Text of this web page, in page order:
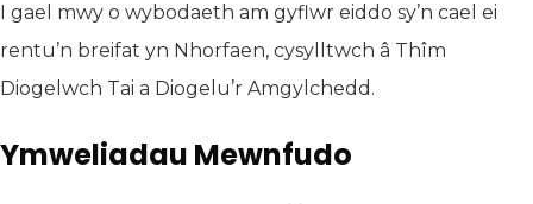
I gael mwy o wybodaeth am gyflwr eiddo sy’n cael ei
rentu’n breifat yn Nhorfaen, cysylltwch â Thîm
Diogelwch Tai a Diogelu’r Amgylchedd.
Ymweliadau Mewnfudo